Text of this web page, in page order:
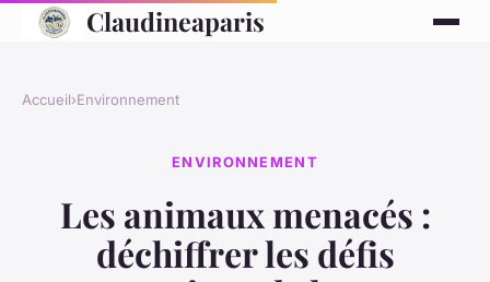
Claudineaparis
Accueil›Environnement
ENVIRONNEMENT
Les animaux menacés :
déchiffrer les défis